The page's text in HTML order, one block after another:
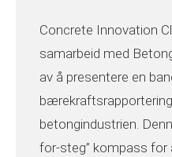
Concrete Innovation
samarbeid med
av å presentere en
betongindustrien.
for-steg” kompass for